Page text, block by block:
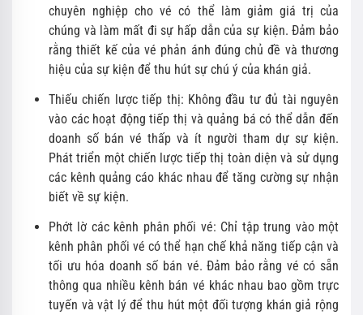
chuyên nghiệp cho vé có thể làm giảm giá trị của
chúng và làm mất đi sự hấp dẫn của sự kiện. Đảm bảo
rằng thiết kế của vé phản ánh đúng chủ đề và thương
hiệu của sự kiện để thu hút sự chú ý của khán giả.
Thiếu chiến lược tiếp thị: Không đầu tư đủ tài nguyên
vào các hoạt động tiếp thị và quảng bá có thể dẫn đến
doanh số bán vé thấp và ít người tham dự sự kiện.
Phát triển một chiến lược tiếp thị toàn diện và sử dụng
các kênh quảng cáo khác nhau để tăng cường sự nhận
biết về sự kiện.
Phớt lờ các kênh phân phối vé: Chỉ tập trung vào một
kênh phân phối vé có thể hạn chế khả năng tiếp cận và
tối ưu hóa doanh số bán vé. Đảm bảo rằng vé có sẵn
thông qua nhiều kênh bán vé khác nhau bao gồm trực
tuyến và vật lý để thu hút một đối tượng khán giả rộng